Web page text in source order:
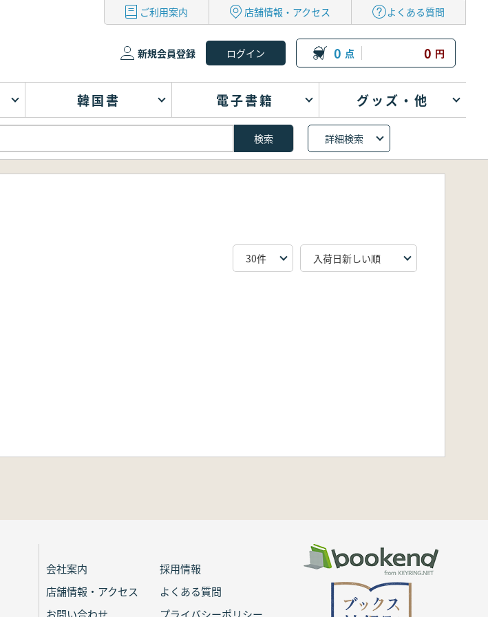
ご利用案内 店舗情報・アクセス よくある質問
新規会員登録 0 点 0 円
韓国書 電子書籍 グッズ・他
詳細検索
会社案内
採用情報
店舗情報・アクセス
よくある質問
お問い合わせ
プライバシーポリシー